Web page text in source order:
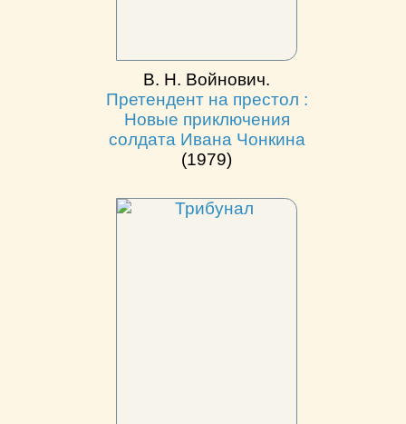
В. Н. Войнович.
Претендент на престол :
Новые приключения
солдата Ивана Чонкина
(1979)